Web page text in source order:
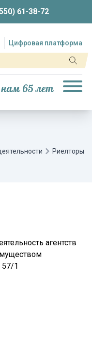
61-38-72
Цифровая платформа
нам 65 лет
Риелторы
агентств
57/1